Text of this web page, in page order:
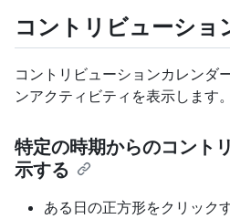
コントリビューショ
コントリビューションカレンダ
ンアクティビティを表示します。
特定の時期からのコント
示する
ある日の正方形をクリック